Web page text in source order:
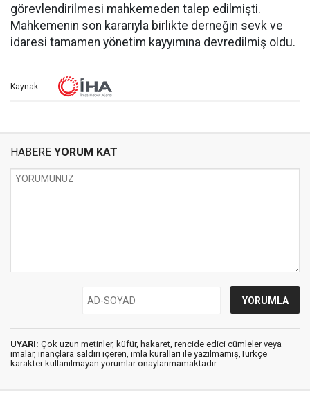
görevlendirilmesi mahkemeden talep edilmişti.
Mahkemenin son kararıyla birlikte derneğin sevk ve
idaresi tamamen yönetim kayyımına devredilmiş oldu.
Kaynak:
HABERE YORUM KAT
UYARI: Çok uzun metinler, küfür, hakaret, rencide edici cümleler veya
imalar, inançlara saldırı içeren, imla kuralları ile yazılmamış,Türkçe
karakter kullanılmayan yorumlar onaylanmamaktadır.